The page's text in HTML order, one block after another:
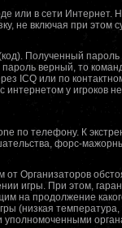
или в сети Интернет.
не включая при этом
Полученный
верный, то
ICQ или по
у игроков
по телефону. К
форс-
Организаторов
игры. При этом,
на продолжение
(низкая